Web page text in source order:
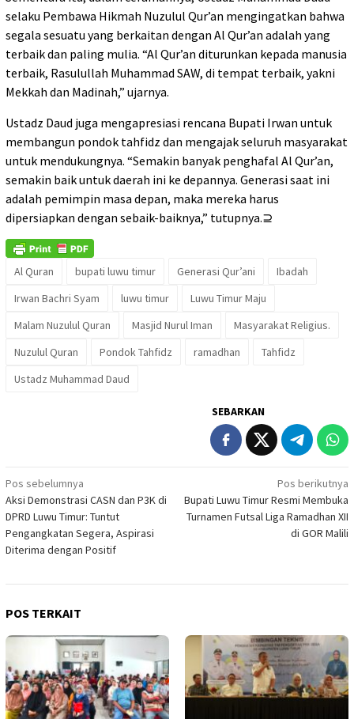
selaku Pembawa Hikmah Nuzulul Qur’an mengingatkan bahwa
segala sesuatu yang berkaitan dengan Al Qur’an adalah yang
terbaik dan paling mulia. “Al Qur’an diturunkan kepada manusia
terbaik, Rasulullah Muhammad SAW, di tempat terbaik, yakni
Mekkah dan Madinah,” ujarnya.
Ustadz Daud juga mengapresiasi rencana Bupati Irwan untuk
membangun pondok tahfidz dan mengajak seluruh masyarakat
untuk mendukungnya. “Semakin banyak penghafal Al Qur’an,
semakin baik untuk daerah ini ke depannya. Generasi saat ini
adalah pemimpin masa depan, maka mereka harus
dipersiapkan dengan sebaik-baiknya,” tutupnya.⊇
Al Quran bupati luwu timur Generasi Qur’ani
Ibadah
Irwan Bachri Syam
luwu timur
Luwu Timur Maju
Malam Nuzulul Quran
Masjid Nurul Iman
Masyarakat Religius.
Nuzulul Quran
Pondok Tahfidz ramadhan
Tahfidz
Ustadz Muhammad Daud
SEBARKAN
Navigasi
pos
Pos sebelumnya
Aksi Demonstrasi CASN dan P3K di
DPRD Luwu Timur: Tuntut
Pengangkatan Segera, Aspirasi
Diterima dengan Positif
Pos berikutnya
Bupati Luwu Timur Resmi Membuka
Turnamen Futsal Liga Ramadhan XII
di GOR Malili
POS TERKAIT